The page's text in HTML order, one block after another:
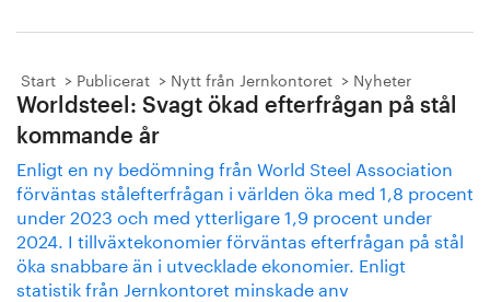
Start Publicerat Nytt från Jernkontoret Nyheter
Worldsteel: Svagt ökad efterfrågan på stål
kommande år
Enligt en ny bedömning från World Steel Association
förväntas stålefterfrågan i världen öka med 1,8 procent
under 2023 och med ytterligare 1,9 procent under
2024. I tillväxtekonomier förväntas efterfrågan på stål
öka snabbare än i utvecklade ekonomier. Enligt
statistik från Jernkontoret minskade anv